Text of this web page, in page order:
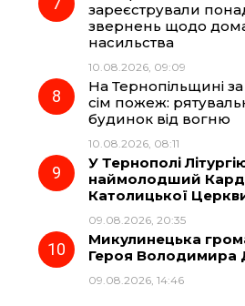
зареєстрували
звернень щодо
насильства
10.08.2026, 09:09
На Тернопільщині
сім пожеж:
будинок від вогню
10.08.2026, 08:11
У Тернополі
наймолодший
Католицької
09.08.2026, 20:35
Микулинецька
Героя Володимира
09.08.2026, 14:46